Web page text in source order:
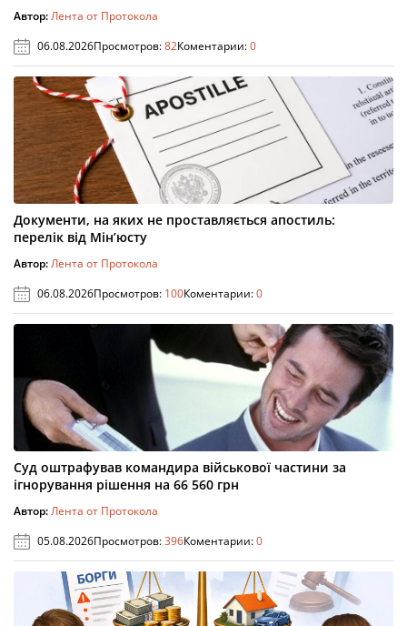
Автор:Лента от Протокола
06.08.2026Просмотров:82Коментарии:0
Документи, на яких не проставляється апостиль:
перелік від Мін’юсту
Автор:Лента от Протокола
06.08.2026Просмотров: 100Коментарии:0
Суд оштрафував командира військової частини за
ігнорування рішення на 66 560 грн
Автор:Лента от Протокола
05.08.2026Просмотров:396Коментарии:0